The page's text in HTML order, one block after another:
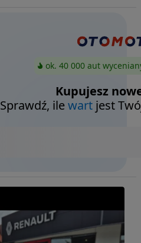
ok. 40 000 aut
Kupujesz
Sprawdź, ilewart jest